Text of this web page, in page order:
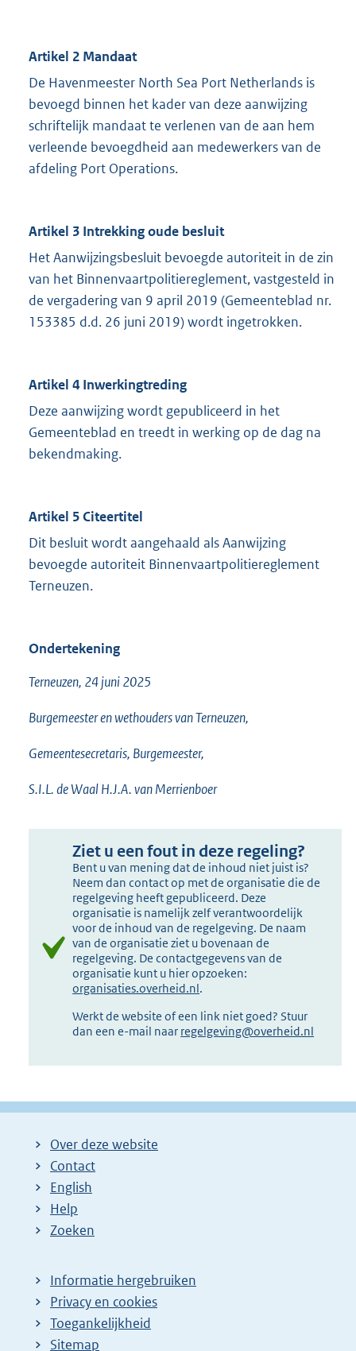
Artikel 2 Mandaat
De Havenmeester North Sea Port Netherlands is
bevoegd binnen het kader van deze aanwijzing
schriftelijk mandaat te verlenen van de aan hem
verleende bevoegdheid aan medewerkers van de
afdeling Port Operations.
Artikel 3 Intrekking oude besluit
Het Aanwijzingsbesluit bevoegde autoriteit in de zin
van het Binnenvaartpolitiereglement, vastgesteld in
de vergadering van 9 april 2019 (Gemeenteblad nr.
153385 d.d. 26 juni 2019) wordt ingetrokken.
Artikel 4 Inwerkingtreding
Deze aanwijzing wordt gepubliceerd in het
Gemeenteblad en treedt in werking op de dag na
bekendmaking.
Artikel 5 Citeertitel
Dit besluit wordt aangehaald als Aanwijzing
bevoegde autoriteit Binnenvaartpolitiereglement
Terneuzen.
Ondertekening
Terneuzen, 24 juni 2025
Burgemeester en wethouders van Terneuzen,
Gemeentesecretaris, Burgemeester,
S.I.L. de Waal H.J.A. van Merrienboer
Ziet u een fout in deze regeling?
Bent u van mening dat de inhoud niet juist is?
Neem dan contact op met de organisatie die de
regelgeving heeft gepubliceerd. Deze
organisatie is namelijk zelf verantwoordelijk
voor de inhoud van de regelgeving. De naam
van de organisatie ziet u bovenaan de
regelgeving. De contactgegevens van de
organisatie kunt u hier opzoeken:
organisaties.overheid.nl.
Werkt de website of een link niet goed? Stuur
dan een e-mail naar regelgeving@overheid.nl
Over deze website
Contact
English
Help
Zoeken
Informatie hergebruiken
Privacy en cookies
Toegankelijkheid
Sitemap